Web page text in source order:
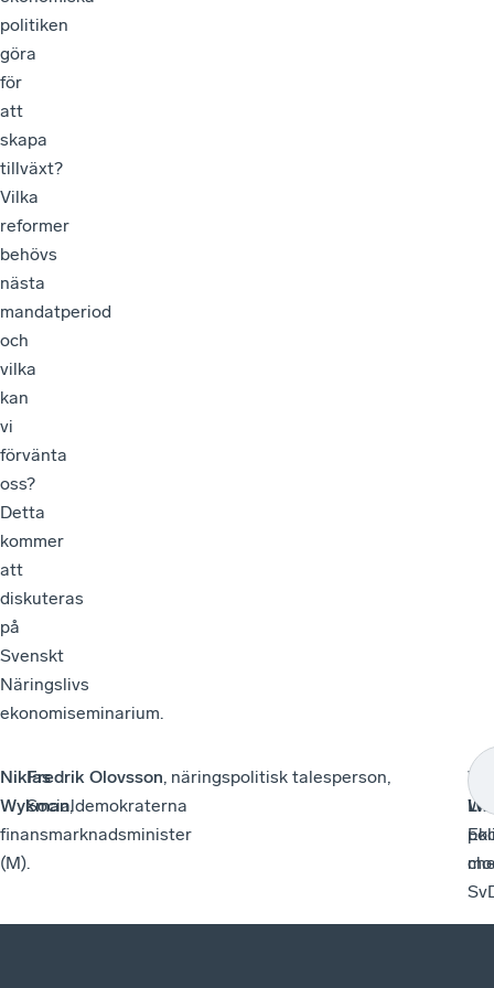
politiken
göra
för
att
skapa
tillväxt?
Vilka
reformer
behövs
nästa
mandatperiod
och
vilka
kan
vi
förvänta
oss?
Detta
kommer
att
diskuteras
på
Svenskt
Näringslivs
ekonomiseminarium.
Niklas
Wykman,
finansmarknadsminister
(M).
Fredrik Olovsson, näringspolitisk talesperson,
Socialdemokraterna